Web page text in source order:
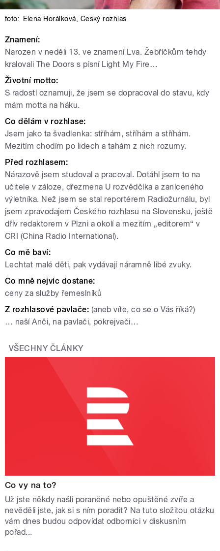
foto: Elena Horálková, Český rozhlas
Znamení:
Narozen v neděli 13. ve znamení Lva. Žebříčkům tehdy
kralovali The Doors s písní Light My Fire…
Životní motto:
S radostí oznamuji, že jsem se dopracoval do stavu, kdy
mám motta na háku.
Co dělám v rozhlase:
Jsem jako ta švadlenka: stříhám, stříhám a stříhám.
Mezitím chodím po lidech a tahám z nich rozumy.
Před rozhlasem:
Nárazově jsem studoval a pracoval. Dotáhl jsem to na
učitele v záloze, dřezmena U rozvědčíka a zaníceného
výletníka. Než jsem se stal reportérem Radiožurnálu, byl
jsem zpravodajem Českého rozhlasu na Slovensku, ještě
dřív redaktorem v Plzni a okolí a mezitím „editorem“ v
CRI (China Radio International).
Co mě baví:
Lechtat malé děti, pak vydávají náramně libé zvuky.
Co mně nejvíc dostane:
ceny za služby řemeslníků
Z rozhlasové pavlače: (aneb víte, co se o Vás říká?)
… naší Anči, na pavlači, pokrejvači…
VŠECHNY ČLÁNKY
Co vy na to?
Už jste někdy našli poraněné nebo opuštěné zvíře a
nevěděli jste, jak si s ním poradit? Na tuto složitou otázku
vám dnes budou odpovídat odborníci v diskusním
pořad...